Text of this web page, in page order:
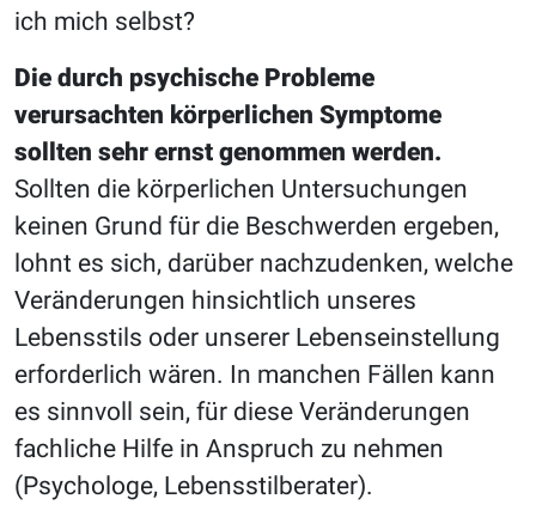
ich mich selbst?
Die durch psychische Probleme
verursachten körperlichen Symptome
sollten sehr ernst genommen werden.
Sollten die körperlichen Untersuchungen
keinen Grund für die Beschwerden ergeben,
lohnt es sich, darüber nachzudenken, welche
Veränderungen hinsichtlich unseres
Lebensstils oder unserer Lebenseinstellung
erforderlich wären. In manchen Fällen kann
es sinnvoll sein, für diese Veränderungen
fachliche Hilfe in Anspruch zu nehmen
(Psychologe, Lebensstilberater).